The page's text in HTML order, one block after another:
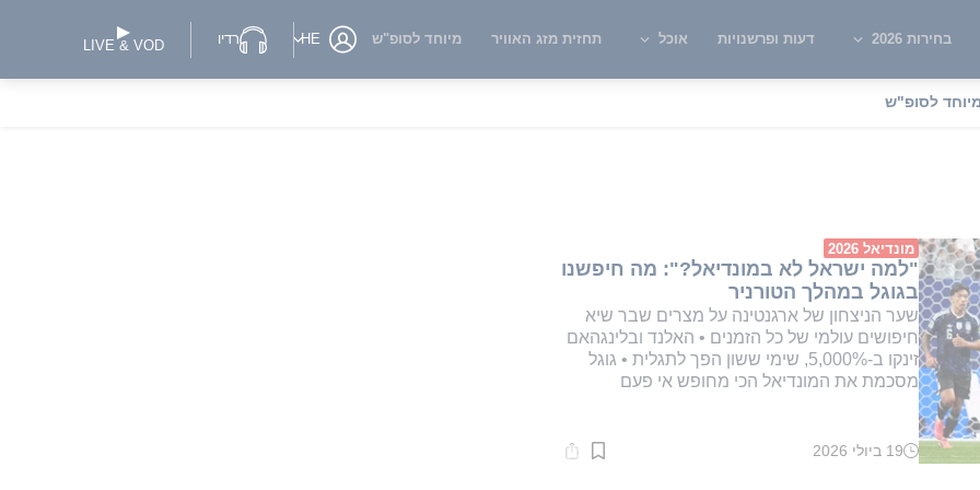
בחירות 2026 דעות ופרשנויות אוכל תחזית מזג האוויר מיוחד לסופ"ש HE רדיו LIVE & VOD
מיוחד לסופ"ש
ארלינג הלאנד
מונדיאל 2026
"למה ישראל לא במונדיאל?": מה חיפשנו
בגוגל במהלך הטורניר
שער הניצחון של ארגנטינה על מצרים שבר שיא
חיפושים עולמי של כל הזמנים • האלנד ובלינגהאם
זינקו ב-5,000%, שימי ששון הפך לתגלית • גוגל
מסכמת את המונדיאל הכי מחופש אי פעם
זמן19 ביולי 2026